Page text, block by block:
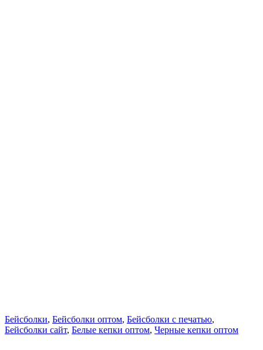
Бейсболки, Бейсболки оптом, Бейсболки с печатью,
Бейсболки сайт, Белые кепки оптом, Черные кепки оптом